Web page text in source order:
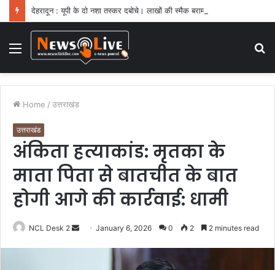
देहरादून : यूपी के दो नशा तस्कर दबोचे। लाखों की स्मैक बरामद
Menu
Home / उत्तराखंड
उत्तराखंड
अंकिता हत्याकांड: मृतका के
माता पिता से बातचीत के बात
होगी आगे की कार्रवाई: धामी
NCL Desk 2 January 6, 2026 0 2 2 minutes read